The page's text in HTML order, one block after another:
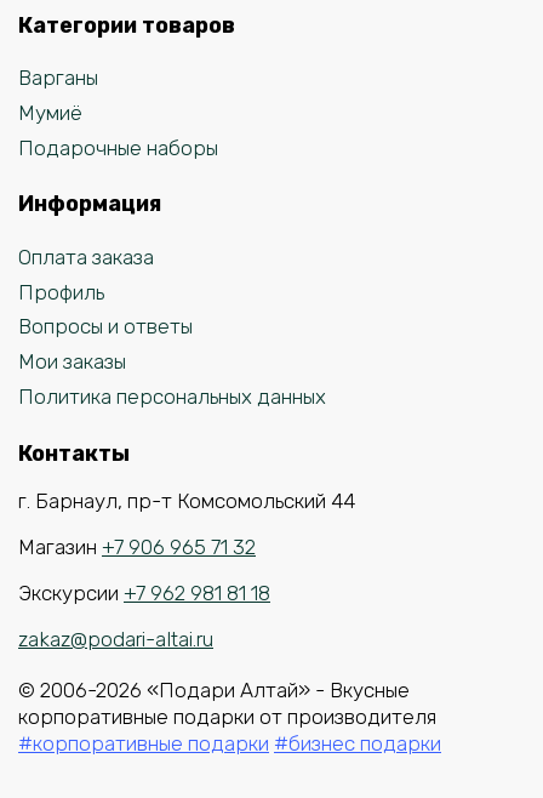
Категории товаров
Варганы
Мумиё
Подарочные наборы
Информация
Оплата заказа
Профиль
Вопросы и ответы
Мои заказы
Политика персональных данных
Контакты
г. Барнаул, пр-т Комсомольский 44
Магазин +7 906 965 71 32
Экскурсии +7 962 981 81 18
zakaz@podari-altai.ru
© 2006-2026 «Подари Алтай» - Вкусные
корпоративные подарки от производителя
#корпоративные подарки #бизнес подарки